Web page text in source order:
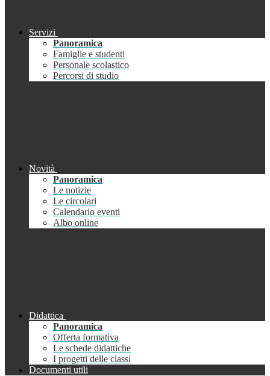
Servizi
Panoramica
Famiglie e studenti
Personale scolastico
Percorsi di studio
Novità
Panoramica
Le notizie
Le circolari
Calendario eventi
Albo online
Didattica
Panoramica
Offerta formativa
Le schede didattiche
I progetti delle classi
Documenti utili